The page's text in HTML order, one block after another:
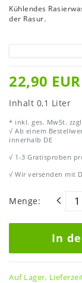
Kühlendes
der Rasur.
22,90 EUR
Inhalt 0,1 Liter
* inkl. ges. MwSt.
√ Ab einem
innerhalb DE
√ 1-3 Gratisproben
√ Wir versenden mit
Menge:
In
Auf Lager,